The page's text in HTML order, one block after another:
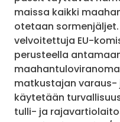
maissa kaikki
otetaan
velvoitettuja EU-
perusteella
matkustajan
käytetään
tulli- ja